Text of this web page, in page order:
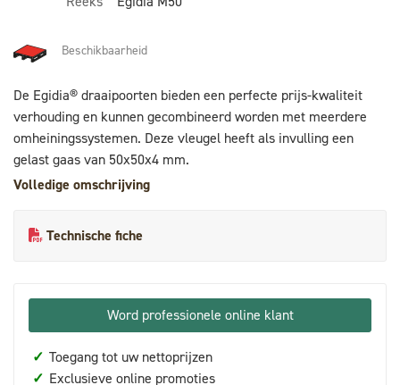
Beschikbaarheid
De Egidia® draaipoorten bieden een perfecte prijs-kwaliteit
verhouding en kunnen gecombineerd worden met meerdere
omheiningssystemen. Deze vleugel heeft als invulling een
gelast gaas van 50x50x4 mm.
Volledige omschrijving
Technische fiche
Word professionele online klant
✓ Toegang tot uw nettoprijzen
✓ Exclusieve online promoties